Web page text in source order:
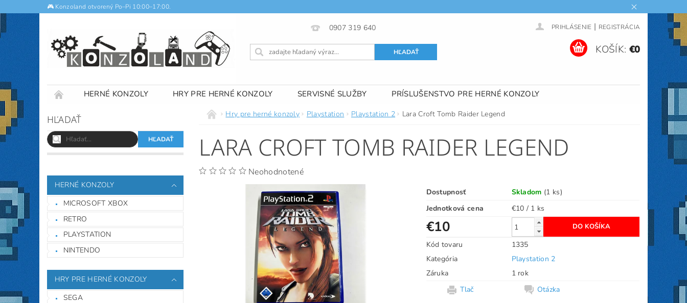
🎮 Konzoland otvorený Po–Pi 10:00–17:00.
0907 319 640 PRIHLÁSENIE | REGISTRÁCIA
KOŠÍK: €0
HERNÉ KONZOLY HRY PRE HERNÉ KONZOLY SERVISNÉ SLUŽBY
PRÍSLUŠENSTVO PRE HERNÉ KONZOLY
NOTEBOOKY
OBCHODNÉ PODMIENKY KONTAKTY
HĽADAŤ
HERNÉ KONZOLY
MICROSOFT XBOX
RETRO
PLAYSTATION
NINTENDO
HRY PRE HERNÉ KONZOLY
SEGA
Hry pre herné konzoly Playstation Playstation 2 Lara Croft Tomb Raider Legend
LARA CROFT TOMB RAIDER LEGEND
Neohodnotené
Dostupnosť Skladom (1 ks)
Jednotková cena
€10 / 1 ks
€10
Kód tovaru
1335
Kategória
Playstation 2
Záruka
1 rok
Tlač
Otázka